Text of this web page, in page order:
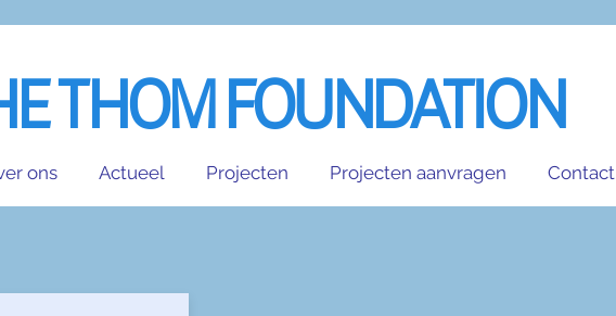
THOM FOUNDATION
ons Actueel Projecten Projecten aanvragen Contact